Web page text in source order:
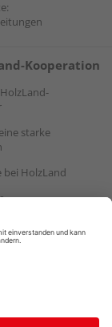
Kooperation
starke
bei HolzLand